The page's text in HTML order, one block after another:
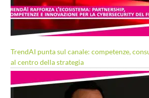
TrendAI punta sul canale: competenze,
al centro della strategia